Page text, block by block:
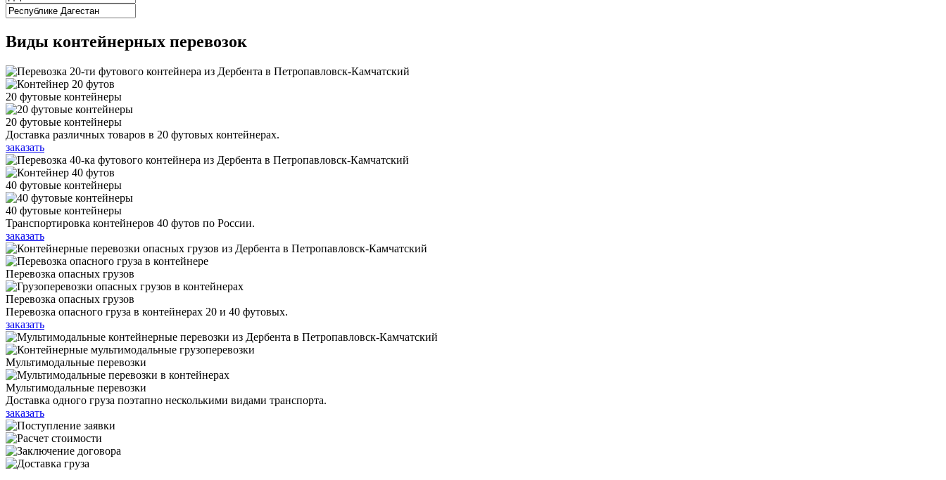
Виды контейнерных перевозок
20 футовые контейнеры
20 футовые контейнеры
Доставка различных товаров в 20 футовых контейнерах.
заказать
40 футовые контейнеры
40 футовые контейнеры
Транспортировка контейнеров 40 футов по России.
заказать
Перевозка опасных грузов
Перевозка опасных грузов
Перевозка опасного груза в контейнерах 20 и 40 футовых.
заказать
Мультимодальные перевозки
Мультимодальные перевозки
Доставка одного груза поэтапно несколькими видами транспорта.
заказать